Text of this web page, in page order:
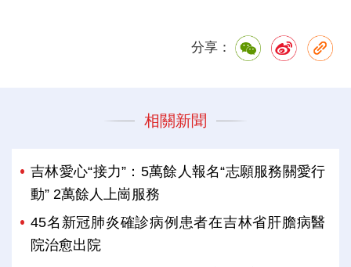
分享：
相關新聞
吉林愛心“接力”：5萬餘人報名“志願服務關愛行
動” 2萬餘人上崗服務
45名新冠肺炎確診病例患者在吉林省肝膽病醫
院治愈出院